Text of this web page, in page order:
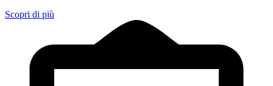
Scopri di più